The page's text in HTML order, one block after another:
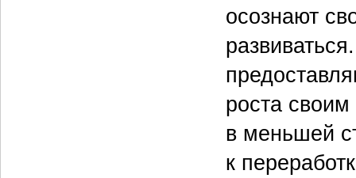
осознают
роста
в меньшей
к